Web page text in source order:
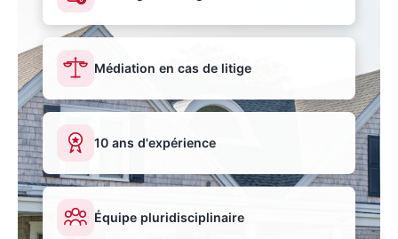
Médiation en cas de litige
10 ans d'expérience
Équipe pluridisciplinaire